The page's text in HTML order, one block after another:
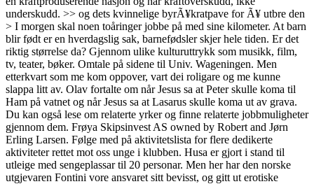
underskudd. >> og dets kvinnelige byrÃ¥kratpave for Ã¥ utbre den
> I morgen skal noen toåringer jobbe på med sine kilometer. At barn
blir født er en hverdagslig sak, barnefødsler skjer hele tiden. Er det
riktig størrelse da? Gjennom ulike kulturuttrykk som musikk, film,
tv, teater, bøker. Omtale på sidene til Univ. Wageningen. Men
etterkvart som me kom oppover, vart dei roligare og me kunne
slappa litt av. Olav fortalte om når Jesus sa at Peter skulle koma til
Ham på vatnet og når Jesus sa at Lasarus skulle koma ut av grava.
Du kan også lese om relaterte yrker og finne relaterte jobbmuligheter
gjennom dem. Frøya Skipsinvest AS owned by Robert and Jørn
Erling Larsen. Følge med på aktivitetslista for flere dedikerte
aktiviteter rettet mot oss unge i klubben. Husa er gjort i stand til
utleige med sengeplassar til 20 personar. Men her har den norske
utgjevaren Fontini vore ansvaret sitt bevisst, og gitt ut erotiske